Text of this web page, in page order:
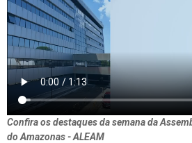
Confira os destaques da semana da
do Amazonas - ALEAM